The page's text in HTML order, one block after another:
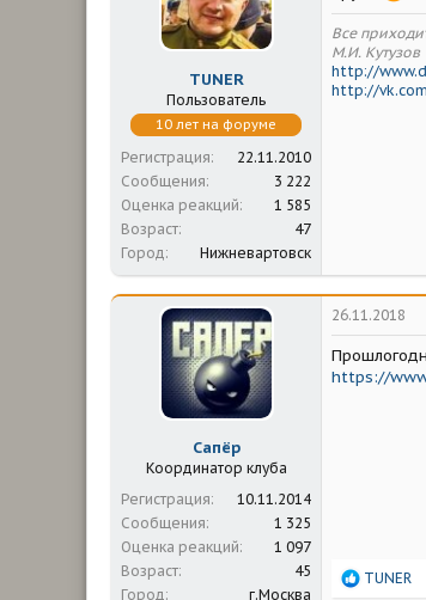
TUNER
Пользователь
10 лет на форуме
Регистрация
22.11.2010
Сообщения
3 222
Оценка реакций
1 585
Возраст
47
Город
Нижневартовск
Все
М.И. Кутузов
http://
http://
Сапёр
Координатор клуба
Регистрация
10.11.2014
Сообщения
1 325
Оценка реакций
1 097
Возраст
45
Город
г.Москва
26.11.2018
https://
Р
TUNER